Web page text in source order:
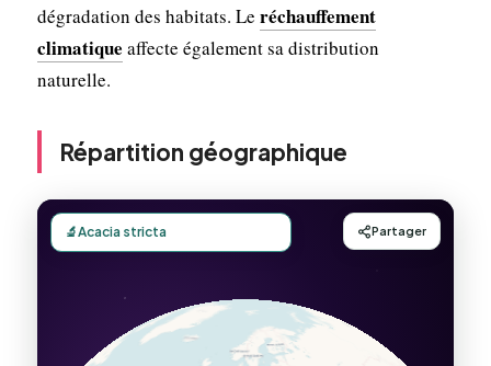
dégradation des habitats. Le réchauffement
climatique affecte également sa distribution
naturelle.
Répartition géographique